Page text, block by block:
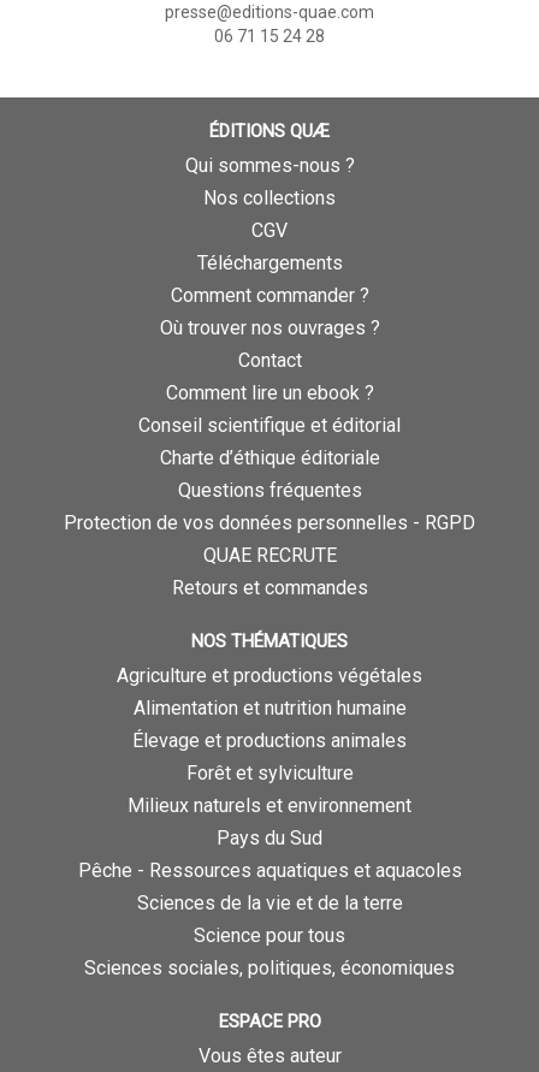
presse@editions-quae.com
06 71 15 24 28
ÉDITIONS QUÆ
Qui sommes-nous ?
Nos collections
CGV
Téléchargements
Comment commander ?
Où trouver nos ouvrages ?
Contact
Comment lire un ebook ?
Conseil scientifique et éditorial
Charte d’éthique éditoriale
Questions fréquentes
Protection de vos données personnelles - RGPD
QUAE RECRUTE
Retours et commandes
NOS THÉMATIQUES
Agriculture et productions végétales
Alimentation et nutrition humaine
Élevage et productions animales
Forêt et sylviculture
Milieux naturels et environnement
Pays du Sud
Pêche - Ressources aquatiques et aquacoles
Sciences de la vie et de la terre
Science pour tous
Sciences sociales, politiques, économiques
ESPACE PRO
Vous êtes auteur